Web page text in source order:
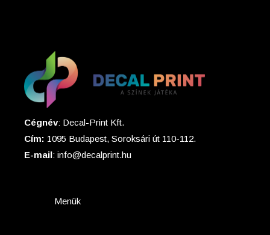
Cégnév: Decal-Print Kft.
Cím: 1095 Budapest, Soroksári út 110-112.
E-mail: info@decalprint.hu
Menük